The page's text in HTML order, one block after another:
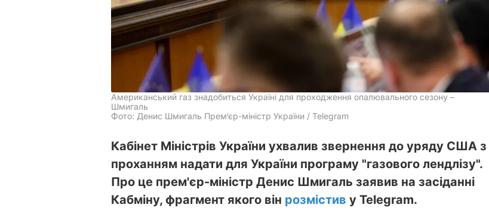
Американський газ знадобиться Україні для проходження опалювального сезону –
Шмигаль
Фото: Денис Шмигаль Прем‘єр-міністр України / Telegram
Кабінет Міністрів України ухвалив звернення до уряду США з
проханням надати для України програму "газового лендлізу".
Про це прем'єр-міністр Денис Шмигаль заявив на засіданні
Кабміну, фрагмент якого він розмістив у Telegram.